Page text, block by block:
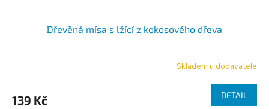
Dřevěná mísa s lžící z kokosového dřeva
je
Skladem u dodavatele
139 Kč DETAIL